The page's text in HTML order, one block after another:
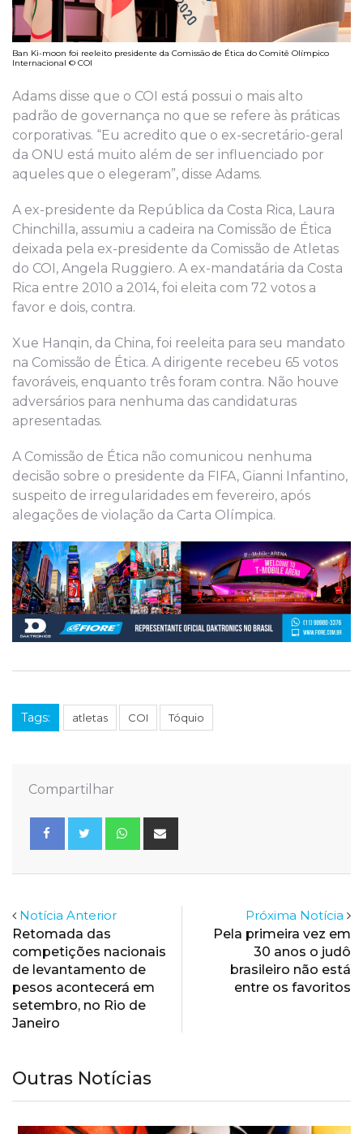
Ban Ki-moon foi reeleito presidente da Comissão de Ética do Comitê Olímpico
Internacional © COI
Adams disse que o COI está possui o mais alto
padrão de governança no que se refere às práticas
corporativas. “Eu acredito que o ex-secretário-geral
da ONU está muito além de ser influenciado por
aqueles que o elegeram”, disse Adams.
A ex-presidente da República da Costa Rica, Laura
Chinchilla, assumiu a cadeira na Comissão de Ética
deixada pela ex-presidente da Comissão de Atletas
do COI, Angela Ruggiero. A ex-mandatária da Costa
Rica entre 2010 a 2014, foi eleita com 72 votos a
favor e dois, contra.
Xue Hanqin, da China, foi reeleita para seu mandato
na Comissão de Ética. A dirigente recebeu 65 votos
favoráveis, enquanto três foram contra. Não houve
adversários para nenhuma das candidaturas
apresentadas.
A Comissão de Ética não comunicou nenhuma
decisão sobre o presidente da FIFA, Gianni Infantino,
suspeito de irregularidades em fevereiro, após
alegações de violação da Carta Olímpica.
Tags: atletas COI Tóquio
Compartilhar
Whatsapp
Notícia Anterior
Retomada das
competições nacionais
de levantamento de
pesos acontecerá em
setembro, no Rio de
Janeiro
Próxima Notícia
Pela primeira vez em
30 anos o judô
brasileiro não está
entre os favoritos
Outras Notícias